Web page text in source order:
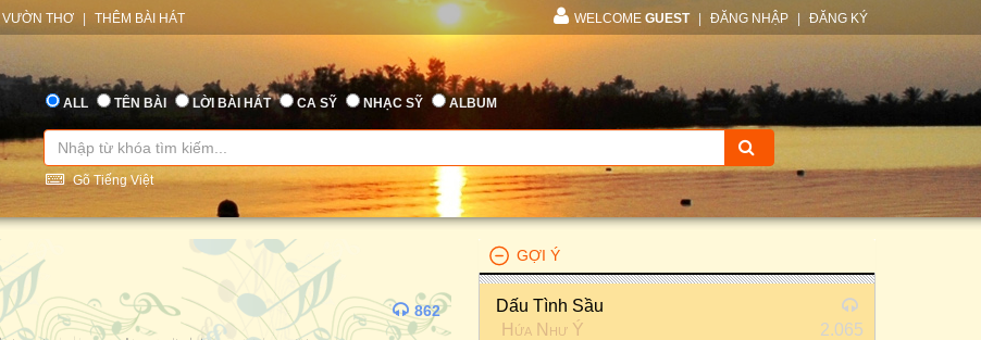
VƯỜN THƠ THÊM BÀI HÁT WELCOME GUEST ĐĂNG NHẬP ĐĂNG KÝ
ALL TÊN BÀI LỜI BÀI HÁT CA SỸ NHẠC SỸ ALBUM
Gõ Tiếng Việt
862
GỢI Ý
Dấu Tình Sầu
Hứa Như Ý
2.065